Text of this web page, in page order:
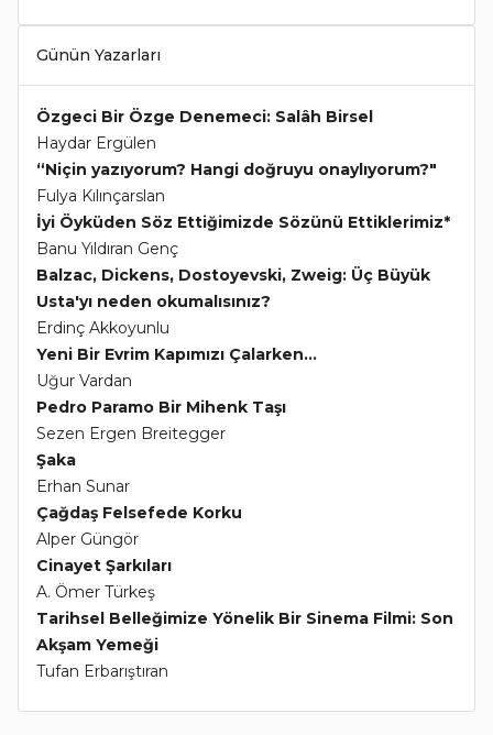
Günün Yazarları
Özgeci Bir Özge Denemeci: Salâh Birsel
Haydar Ergülen
“Niçin yazıyorum? Hangi doğruyu onaylıyorum?"
Fulya Kılınçarslan
İyi Öyküden Söz Ettiğimizde Sözünü Ettiklerimiz*
Banu Yıldıran Genç
Balzac, Dickens, Dostoyevski, Zweig: Üç Büyük
Usta'yı neden okumalısınız?
Erdinç Akkoyunlu
Yeni Bir Evrim Kapımızı Çalarken...
Uğur Vardan
Pedro Paramo Bir Mihenk Taşı
Sezen Ergen Breitegger
Şaka
Erhan Sunar
Çağdaş Felsefede Korku
Alper Güngör
Cinayet Şarkıları
A. Ömer Türkeş
Tarihsel Belleğimize Yönelik Bir Sinema Filmi: Son
Akşam Yemeği
Tufan Erbarıştıran